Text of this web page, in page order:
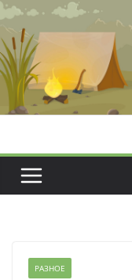
Перейти
содержимому
РАЗНОЕ